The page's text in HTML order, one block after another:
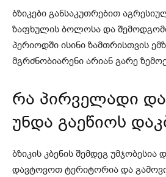
ბზიკები განსაკუთრებით
ზაფხულის ბოლოსა და
პერიოდში ისინი ზამთრისთვის
მგრძნობიარენი არიან გარე
რა პირველადი
უნდა გაეწიოს
ბზიკის კბენის შემდეგ უმჯობესია
დავტოვოთ ტერიტორია და